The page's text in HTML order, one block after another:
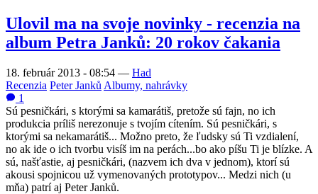
Ulovil ma na svoje novinky - recenzia na
album Petra Janků: 20 rokov čakania
18. február 2013 - 08:54 — Had
Recenzia Peter Janků Albumy, nahrávky
1
Sú pesničkári, s ktorými sa kamarátiš, pretože sú fajn, no ich
produkcia príliš nerezonuje s tvojím cítením. Sú pesničkári, s
ktorými sa nekamarátiš... Možno preto, že ľudsky sú Ti vzdialení,
no ak ide o ich tvorbu visíš im na perách...bo ako píšu Ti je blízke. A
sú, našťastie, aj pesničkári, (nazvem ich dva v jednom), ktorí sú
akousi spojnicou už vymenovaných prototypov... Medzi nich (u
mňa) patrí aj Peter Janků.